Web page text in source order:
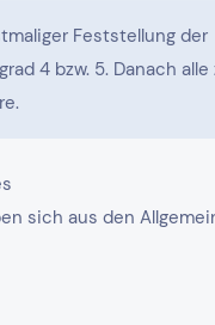
Feststellung der
4 bzw. 5. Danach alle
sich aus den